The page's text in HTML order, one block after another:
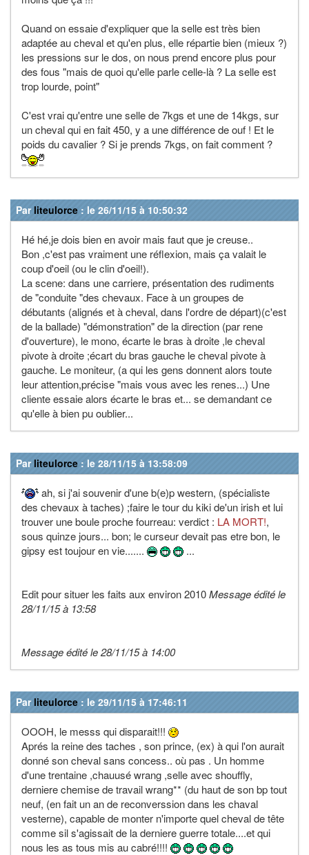
Quand on essaie d'expliquer que la selle est très bien
adaptée au cheval et qu'en plus, elle répartie bien (mieux ?)
les pressions sur le dos, on nous prend encore plus pour
des fous "mais de quoi qu'elle parle celle-là ? La selle est
trop lourde, point"
C'est vrai qu'entre une selle de 7kgs et une de 14kgs, sur
un cheval qui en fait 450, y a une différence de ouf ! Et le
poids du cavalier ? Si je prends 7kgs, on fait comment ?
Par liteulorce : le 26/11/15 à 10:50:32
Hé hé,je dois bien en avoir mais faut que je creuse..
Bon ,c'est pas vraiment une réflexion, mais ça valait le
coup d'oeil (ou le clin d'oeil!).
La scene: dans une carriere, présentation des rudiments
de "conduite "des chevaux. Face à un groupes de
débutants (alignés et à cheval, dans l'ordre de départ)(c'est
de la ballade) "démonstration" de la direction (par rene
d'ouverture), le mono, écarte le bras à droite ,le cheval
pivote à droite ;écart du bras gauche le cheval pivote à
gauche. Le moniteur, (a qui les gens donnent alors toute
leur attention,précise "mais vous avec les renes...) Une
cliente essaie alors écarte le bras et... se demandant ce
qu'elle à bien pu oublier...
Par liteulorce : le 28/11/15 à 13:58:09
ah, si j'ai souvenir d'une b(e)p western, (spécialiste
des chevaux à taches) ;faire le tour du kiki de'un irish et lui
trouver une boule proche fourreau: verdict : LA MORT!,
sous quinze jours... bon; le curseur devait pas etre bon, le
gipsy est toujour en vie.......
...
Edit pour situer les faits aux environ 2010Message édité le
28/11/15 à 13:58
Message édité le 28/11/15 à 14:00
Par liteulorce : le 29/11/15 à 17:46:11
OOOH, le messs qui disparait!!!
Aprés la reine des taches , son prince, (ex) à qui l'on aurait
donné son cheval sans concess.. où pas . Un homme
d'une trentaine ,chauusé wrang ,selle avec shouffly,
derniere chemise de travail wrang** (du haut de son bp tout
neuf, (en fait un an de reconverssion dans les chaval
vesterne), capable de monter n'importe quel cheval de tête
comme sil s'agissait de la derniere guerre totale....et qui
nous les as tous mis au cabré!!!!